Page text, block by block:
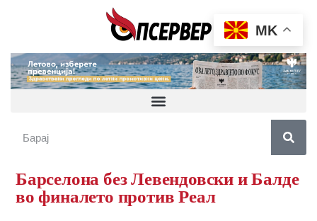
Барселона без Левендовски и Балде
во финалето против Реал
MK